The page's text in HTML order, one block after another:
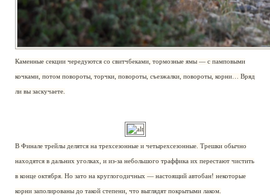
Каменные секции чередуются со свитчбеками, тормозные ямы — с памповыми
кочками, потом повороты, торчки, повороты, съезжалки, повороты, корни… Вряд
ли вы заскучаете.
В Финале трейлы делятся на трехсезонные и четырехсезонные. Трешки обычно
находятся в дальних уголках, и из-за небольшого траффика их перестают чистить
в конце октября. Но зато на круглогодичных — настоящий автобан! некоторые
корни заполированы до такой степени, что выглядят покрытыми лаком.